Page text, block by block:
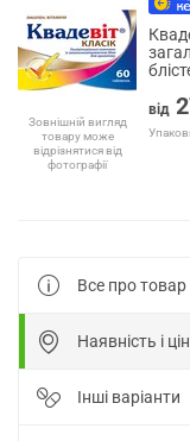
Зовнішній вигляд
товару може
відрізнятися від
фотографії
від
Все про товар
Наявність і
Інші варіанти